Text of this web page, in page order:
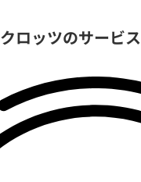
クロッツのサービス